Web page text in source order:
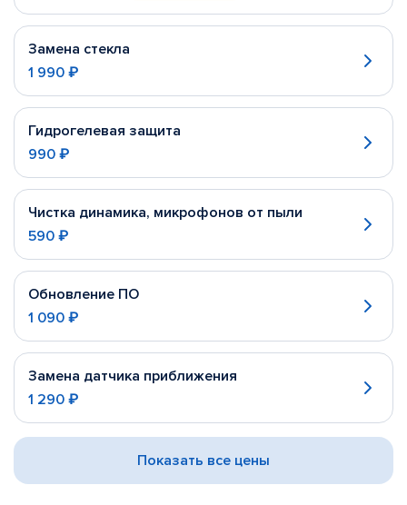
Замена стекла
1 990 ₽
Гидрогелевая защита
990 ₽
Чистка динамика, микрофонов от пыли
590 ₽
Обновление ПО
1 090 ₽
Замена датчика приближения
1 290 ₽
Показать все цены